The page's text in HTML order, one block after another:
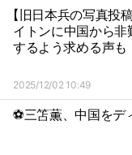
【旧日本兵の写真投
イトンに中国から
するよう求める声も
2025/12/02 10:49
⚽三笘薫、中国をデ